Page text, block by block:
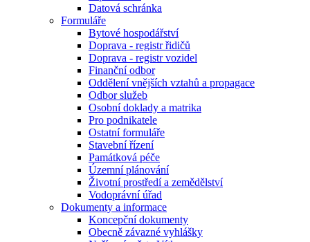
Datová schránka
Formuláře
Bytové hospodářství
Doprava - registr řidičů
Doprava - registr vozidel
Finanční odbor
Oddělení vnějších vztahů a propagace
Odbor služeb
Osobní doklady a matrika
Pro podnikatele
Ostatní formuláře
Stavební řízení
Památková péče
Územní plánování
Životní prostředí a zemědělství
Vodoprávní úřad
Dokumenty a informace
Koncepční dokumenty
Obecně závazné vyhlášky